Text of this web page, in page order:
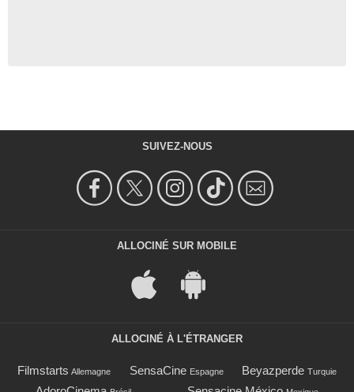
SUIVEZ-NOUS
ALLOCINÉ SUR MOBILE
ALLOCINÉ À L'ÉTRANGER
Filmstarts Allemagne SensaCine Espagne Beyazperde Turquie